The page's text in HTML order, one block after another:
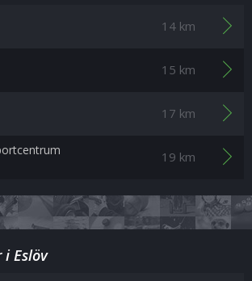
14 km
15 km
17 km
19 km
Eslöv